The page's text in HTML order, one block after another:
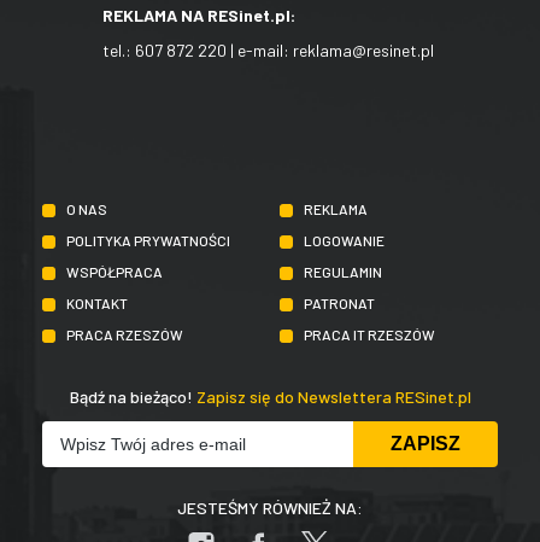
REKLAMA NA RESinet.pl:
tel.: 607 872 220 | e-mail: reklama@resinet.pl
O NAS
REKLAMA
POLITYKA PRYWATNOŚCI
LOGOWANIE
WSPÓŁPRACA
REGULAMIN
KONTAKT
PATRONAT
PRACA RZESZÓW
PRACA IT RZESZÓW
Bądź na bieżąco! Zapisz się do Newslettera RESinet.pl
JESTEŚMY RÓWNIEŻ NA: